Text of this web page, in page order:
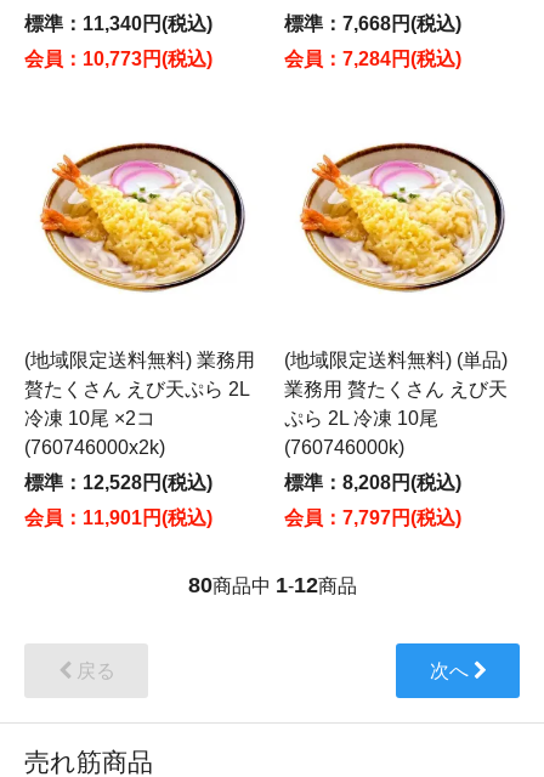
標準：11,340円(税込)
会員：10,773円(税込)
標準：7,668円(税込)
会員：7,284円(税込)
(地域限定送料無料) 業務用
贅たくさん えび天ぷら 2L
冷凍 10尾 ×2コ
(760746000x2k)
標準：12,528円(税込)
会員：11,901円(税込)
(地域限定送料無料) (単品)
業務用 贅たくさん えび天
ぷら 2L 冷凍 10尾
(760746000k)
標準：8,208円(税込)
会員：7,797円(税込)
80商品中 1-12商品
戻る 次へ
売れ筋商品